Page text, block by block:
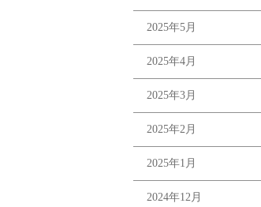
2025年5月
2025年4月
2025年3月
2025年2月
2025年1月
2024年12月